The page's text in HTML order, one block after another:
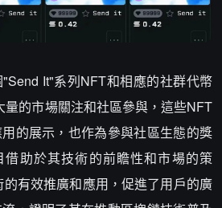
It"系列NFT和相應的社群代幣
的市場關注和社區參與，這些NFT
的展示，也作為參與社區生態的獎
助於其技術的前瞻性和市場的策
有效推廣和應用，促進了用戶的廣